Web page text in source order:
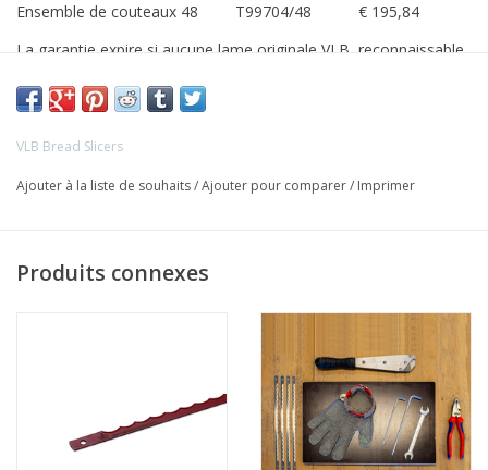
Ensemble de couteaux 48
T99704/48
€ 195,84
La garantie expire si aucune lame originale VLB, reconnaissable
VLB Bread Slicers
Ajouter à la liste de souhaits/Ajouter pour comparer/ Imprimer
Produits connexes